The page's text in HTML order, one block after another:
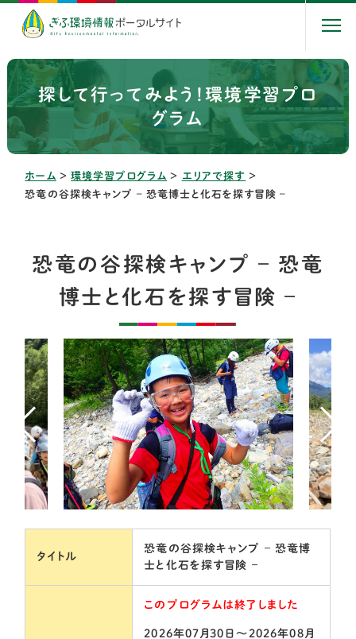
探して行ってみよう！環境学習プロ
グラム
ホーム ＞環境学習プログラム ＞ エリアで探す ＞
恐竜の谷探検キャンプ – 恐竜博士と化石を探す冒険 –
恐竜の谷探検キャンプ – 恐竜
博士と化石を探す冒険 –
タイトル
恐竜の谷探検キャンプ – 恐竜博
士と化石を探す冒険 –
このプログラムは終了しました
2026年07月30日～2026年08月